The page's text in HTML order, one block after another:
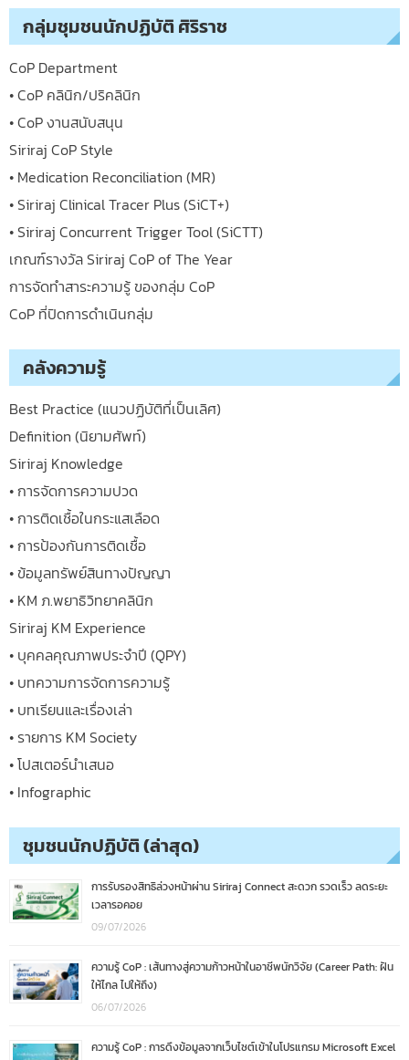
กลุ่มชุมชนนักปฏิบัติ ศิริราช
CoP Department
• CoP คลินิก/ปริคลินิก
• CoP งานสนับสนุน
Siriraj CoP Style
• Medication Reconciliation (MR)
• Siriraj Clinical Tracer Plus (SiCT+)
• Siriraj Concurrent Trigger Tool (SiCTT)
เกณฑ์รางวัล Siriraj CoP of The Year
การจัดทำสาระความรู้ ของกลุ่ม CoP
CoP ที่ปิดการดำเนินกลุ่ม
คลังความรู้
Best Practice (แนวปฏิบัติที่เป็นเลิศ)
Definition (นิยามศัพท์)
Siriraj Knowledge
• การจัดการความปวด
• การติดเชื้อในกระแสเลือด
• การป้องกันการติดเชื้อ
• ข้อมูลทรัพย์สินทางปัญญา
• KM ภ.พยาธิวิทยาคลินิก
Siriraj KM Experience
• บุคคลคุณภาพประจำปี (QPY)
• บทความการจัดการความรู้
• บทเรียนและเรื่องเล่า
• รายการ KM Society
• โปสเตอร์นำเสนอ
• Infographic
ชุมชนนักปฏิบัติ (ล่าสุด)
การรับรองสิทธิล่วงหน้าผ่าน Siriraj Connect สะดวก รวดเร็ว ลดระยะ
เวลารอคอย
09/07/2026
ความรู้ CoP : เส้นทางสู่ความก้าวหน้าในอาชีพนักวิจัย (Career Path: ฝัน
ให้ไกล ไปให้ถึง)
06/07/2026
ความรู้ CoP : การดึงข้อมูลจากเว็บไซต์เข้าในโปรแกรม Microsoft Excel